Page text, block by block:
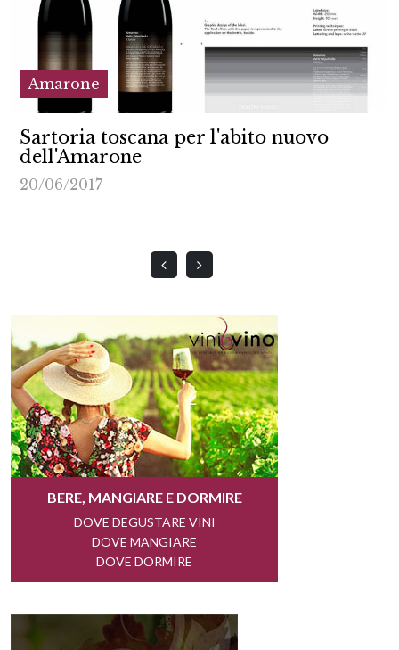
Amarone
Sartoria toscana per l'abito nuovo
dell'Amarone
20/06/2017